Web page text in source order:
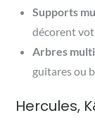
Supports
décorent
Arbres
guitares ou
Hercules,